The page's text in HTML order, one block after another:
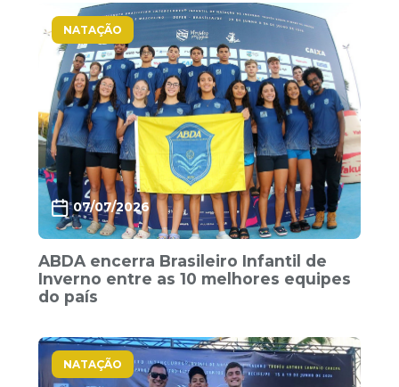
NATAÇÃO
07/07/2026
ABDA encerra Brasileiro Infantil de
Inverno entre as 10 melhores equipes
do país
NATAÇÃO